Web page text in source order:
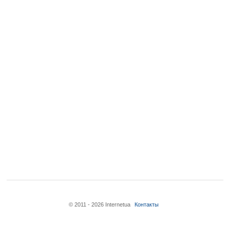
© 2011 - 2026 Internetua Контакты